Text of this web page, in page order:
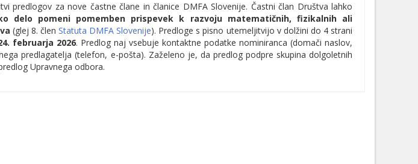
predlogov za nove častne člane in članice DMFA Slovenije. Častni član Društva lahko
delo pomeni pomemben prispevek k razvoju matematičnih, fizikalnih ali
(glej 8. členStatuta DMFA Slovenije). Predloge s pisno utemeljitvijo v dolžini do 4 strani
. februarja 2026. Predlog naj vsebuje kontaktne podatke nominiranca (domači naslov,
predlagatelja (telefon, e-pošta). Zaželeno je, da predlog podpre skupina dolgoletnih
Upravnega odbora.